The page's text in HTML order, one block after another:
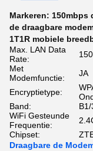
Markeren: 150mbps
de draagbare
1T1R mobiele
Max. LAN Data
Rate:
Met
Modemfunctie:
JA
Encryptietype:
Band:
WiFi Gesteunde
Frequentie:
Chipset:
Draagbare de